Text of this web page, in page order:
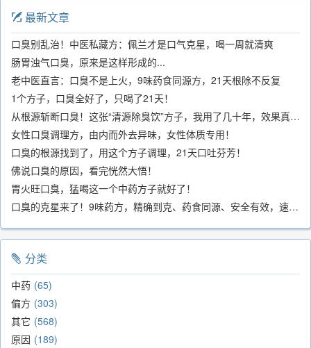
最新文章
口臭别乱治！中医私藏方：佩兰才是口气克星，喝一周就清爽
肠胃浊气口臭，原来是这样形成的...
老中医直言：口臭不是上火，9味药食同源方，21天根除不反复
1个方子，口臭全好了，只喝了21天！
从根源斩断口臭！这张“清源除臭饮”方子，我用了几十年，效果真不错
女性口臭调理方，由内而外去异味，女性体质专用！
口臭的根源找到了，用这个方子调理，21天口吐芬芳！
佛说口臭的原因，看完恍然大悟！
胃火旺口臭，猛喝这一个中药方子就好了！
口臭的克星来了！9味药方，精确到克、药食同源、安全有效，速看！
分类
中药 65
偏方 303
其它 568
原因 189